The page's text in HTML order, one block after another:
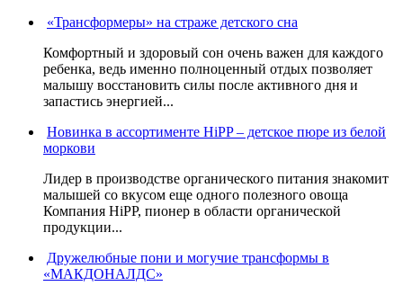
«Трансформеры» на страже детского сна
Комфортный и здоровый сон очень важен для каждого
ребенка, ведь именно полноценный отдых позволяет
малышу восстановить силы после активного дня и
запастись энергией...
Новинка в ассортименте HiPP – детское пюре из белой
моркови
Лидер в производстве органического питания знакомит
малышей со вкусом еще одного полезного овоща
Компания HiPP, пионер в области органической
продукции...
Дружелюбные пони и могучие трансформы в
«МАКДОНАЛДС»